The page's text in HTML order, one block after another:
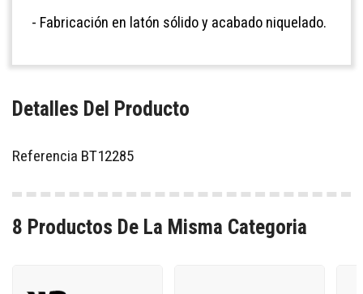
- Fabricación en latón sólido y acabado niquelado.
Detalles Del Producto
Referencia BT12285
8 Productos De La Misma Categoria